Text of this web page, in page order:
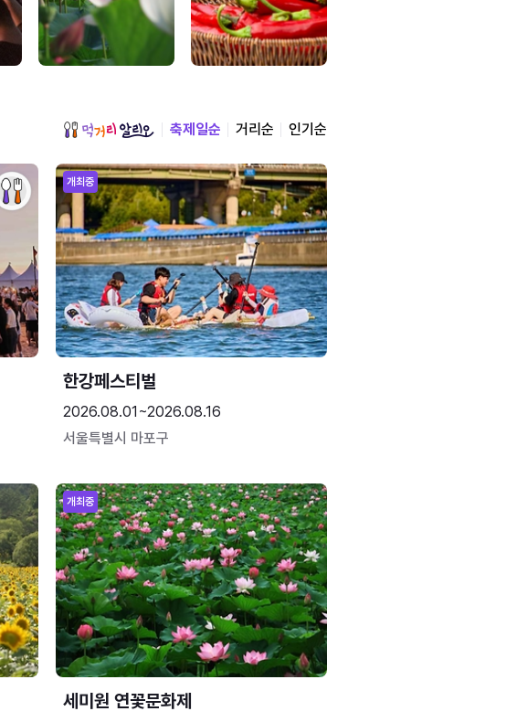
축제일순 거리순 인기순
개최중
한강페스티벌
2026.08.01~2026.08.16
서울특별시 마포구
개최중
세미원 연꽃문화제